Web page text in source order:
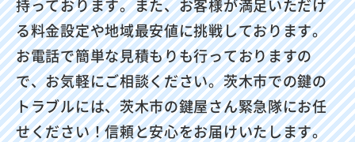
持っております。また、お客様が満足いただけ
る料金設定や地域最安値に挑戦しております。
お電話で簡単な見積もりも行っておりますの
で、お気軽にご相談ください。茨木市での鍵の
トラブルには、茨木市の鍵屋さん緊急隊にお任
せください！信頼と安心をお届けいたします。